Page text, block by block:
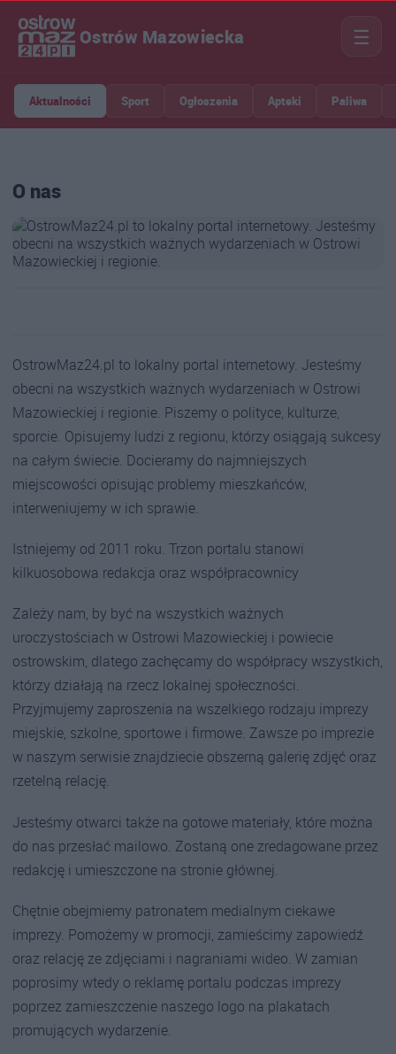
Ostrów Mazowiecka ☰
Aktualności Sport Ogłoszenia Apteki Paliwa
O nas
OstrowMaz24.pl to lokalny portal internetowy. Jesteśmy
obecni na wszystkich ważnych wydarzeniach w Ostrowi
Mazowieckiej i regionie. Piszemy o polityce, kulturze,
sporcie. Opisujemy ludzi z regionu, którzy osiągają sukcesy
na całym świecie. Docieramy do najmniejszych
miejscowości opisując problemy mieszkańców,
interweniujemy w ich sprawie.
Istniejemy od 2011 roku. Trzon portalu stanowi
kilkuosobowa redakcja oraz współpracownicy
Zależy nam, by być na wszystkich ważnych
uroczystościach w Ostrowi Mazowieckiej i powiecie
ostrowskim, dlatego zachęcamy do współpracy wszystkich,
którzy działają na rzecz lokalnej społeczności.
Przyjmujemy zaproszenia na wszelkiego rodzaju imprezy
miejskie, szkolne, sportowe i firmowe. Zawsze po imprezie
w naszym serwisie znajdziecie obszerną galerię zdjęć oraz
rzetelną relację.
Jesteśmy otwarci także na gotowe materiały, które można
do nas przesłać mailowo. Zostaną one zredagowane przez
redakcję i umieszczone na stronie głównej.
Chętnie obejmiemy patronatem medialnym ciekawe
imprezy. Pomożemy w promocji, zamieścimy zapowiedź
oraz relację ze zdjęciami i nagraniami wideo. W zamian
poprosimy wtedy o reklamę portalu podczas imprezy
poprzez zamieszczenie naszego logo na plakatach
promujących wydarzenie.